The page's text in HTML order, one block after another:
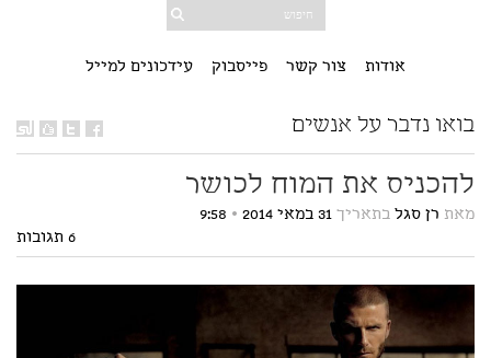
אודות צור קשר פייסבוק עידכונים למייל
בואו נדבר על אנשים
להכניס את המוח לכושר
מאת רן סגל בתאריך 31 במאי 2014 •
9:58
6 תגובות